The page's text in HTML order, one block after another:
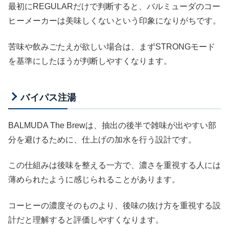
最初にREGULARだけで判断すると、バルミューダのコー
ヒーメーカーは美味しくないという印象になりがちです。
苦味や飲みごたえが欲しい場合は、まずSTRONGモード
を基準にしたほうが判断しやすくなります。
バイパス注湯
BALMUDA The Brewは、抽出の後半で雑味が出やすい部
分を避けるために、仕上げの加水を行う設計です。
この仕組みは後味を整える一方で、濃さを重視する人には
薄められたように感じられることがあります。
コーヒーの濃度そのものより、後味の抜け方を重視する設
計だと理解すると評価しやすくなります。